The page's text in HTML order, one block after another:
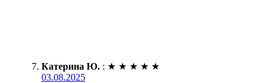
Катерина Ю. : ★ ★ ★ ★ ★
03.08.2025